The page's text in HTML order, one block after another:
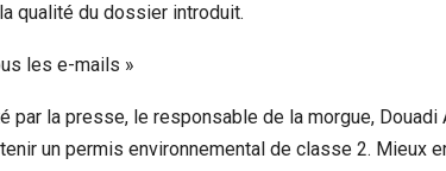
qualité du dossier introduit.
les e-mails »
par la presse, le responsable de la morgue,
un permis environnemental de classe 2. Mieux